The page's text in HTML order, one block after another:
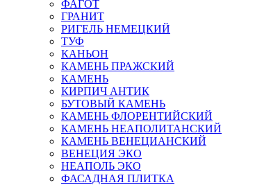
ФАГОТ
ГРАНИТ
РИГЕЛЬ НЕМЕЦКИЙ
ТУФ
КАНЬОН
КАМЕНЬ ПРАЖСКИЙ
КАМЕНЬ
КИРПИЧ АНТИК
БУТОВЫЙ КАМЕНЬ
КАМЕНЬ ФЛОРЕНТИЙСКИЙ
КАМЕНЬ НЕАПОЛИТАНСКИЙ
КАМЕНЬ ВЕНЕЦИАНСКИЙ
ВЕНЕЦИЯ ЭКО
НЕАПОЛЬ ЭКО
ФАСАДНАЯ ПЛИТКА